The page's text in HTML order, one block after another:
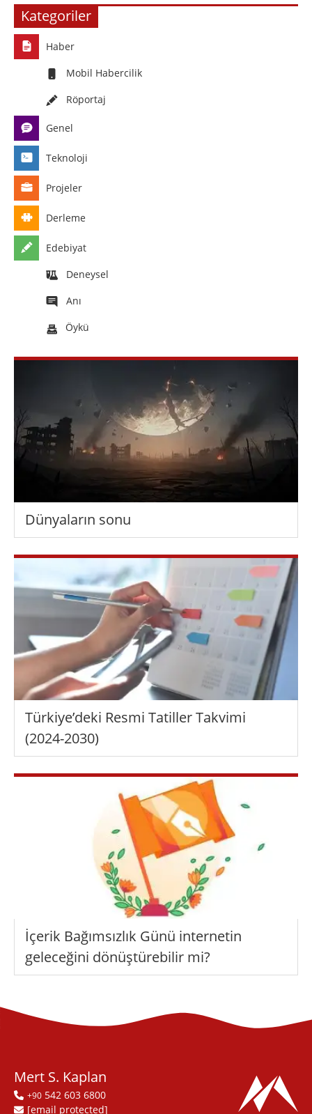
Kategoriler
Haber
Mobil Habercilik
Röportaj
Genel
Teknoloji
Projeler
Derleme
Edebiyat
Deneysel
Anı
Öykü
Dünyaların sonu
Türkiye’deki Resmi Tatiller Takvimi
(2024-2030)
İçerik Bağımsızlık Günü internetin
geleceğini dönüştürebilir mi?
Mert S. Kaplan
+90 542 603 6800
[email protected]